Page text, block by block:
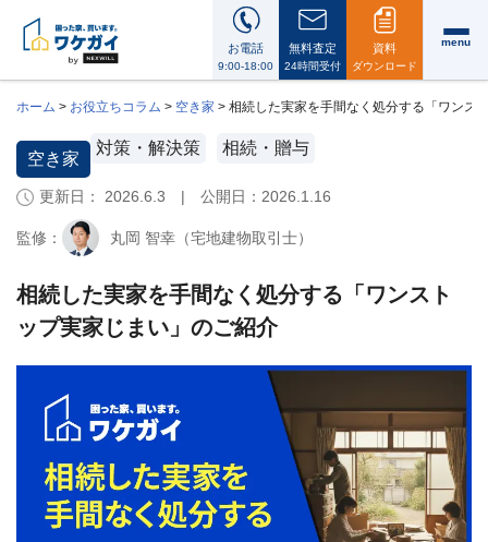
お電話
9:00-18:00
無料査定
24時間受付
資料
ダウンロード
menu
i
ワ
ケ
ガ
に
つ
い
会
案
内・
代
メ
ッ
セ
ー
ジ
ホーム > お役立ちコラム > 空き家 > 相続した実家を手間なく処分する「ワンス
空き家
対策・解決策 相続・贈与
更新日： 2026.6.3 | 公開日： 2026.1.16
監修： 丸岡 智幸（宅地建物取引士）
相続した実家を手間なく処分する「ワンスト
ップ実家じまい」のご紹介